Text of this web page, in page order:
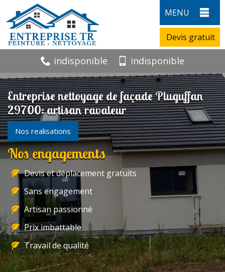
MENU
Devis gratuit
indisponible indisponible
Entreprise nettoyage de façade Pluguffan
29700: artisan ravaleur
Nos realisations
Nos engagements
Devis et déplacement gratuits
Sans engagement
Artisan passionné
Prix imbattable
Travail de qualité